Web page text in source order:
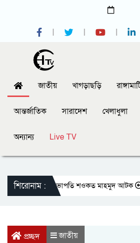
জাতীয় খাগড়াছড়ি
আন্তর্জাতিক সারাদেশ খেলাধুলা
অন্যান্য Live TV
শিরোনাম :
সাবেক সভাপতি শওকত মাহমুদ আটক
প্রচ্ছদ জাতীয়